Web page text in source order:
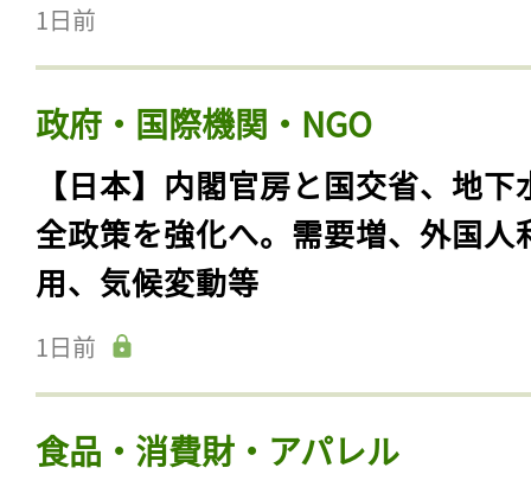
1日前
政府・国際機関・NGO
【日本】内閣官房と国交省、地下
全政策を強化へ。需要増、外国人
用、気候変動等
1日前
食品・消費財・アパレル